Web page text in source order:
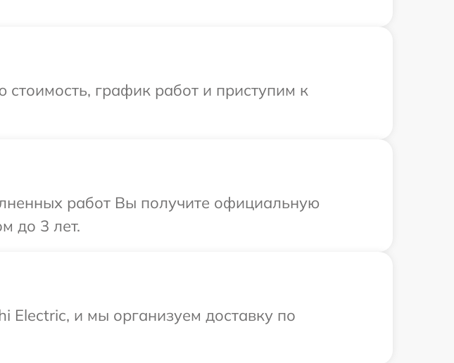
график работ и приступим к
работ Вы получите официальную
до 3 лет.
и мы организуем доставку по